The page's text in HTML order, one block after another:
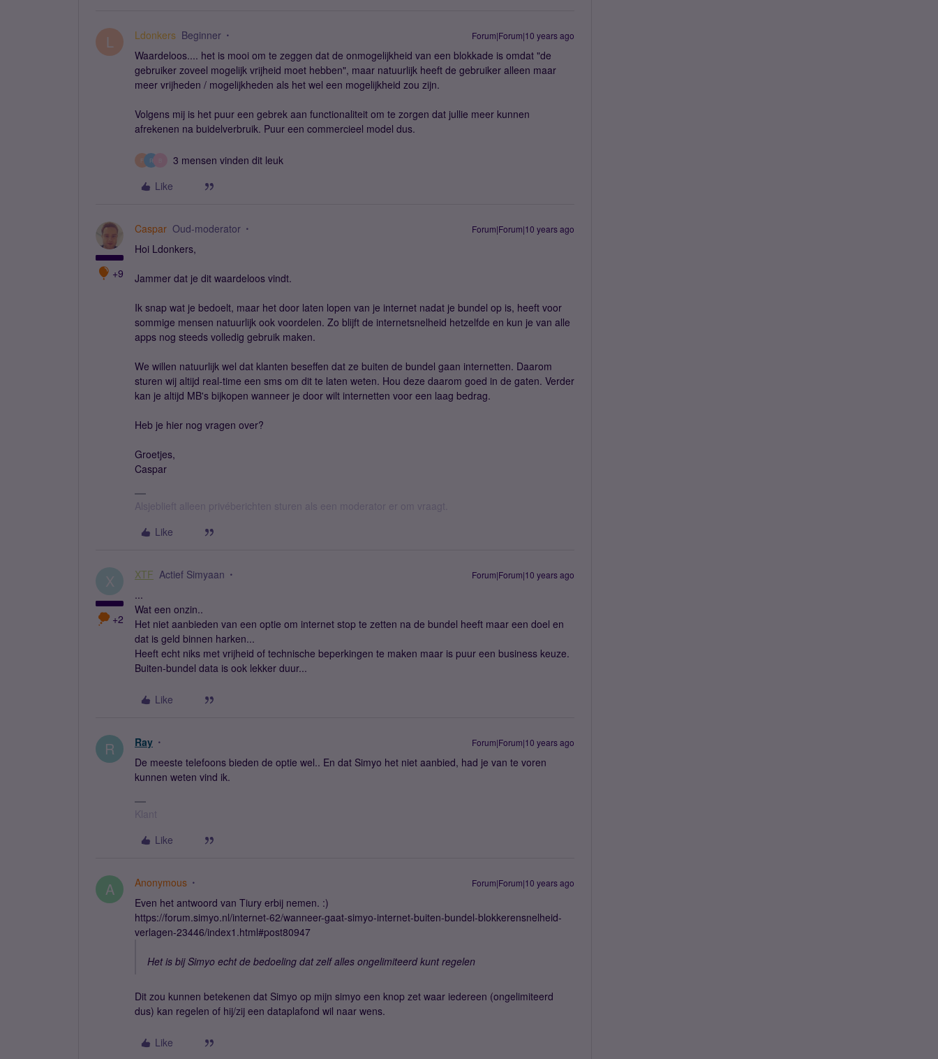
L Ldonkers Beginner Forum|Forum|10 years ago
Waardeloos.... het is mooi om te zeggen dat de onmogelijkheid van een blokkade is omdat "de
gebruiker zoveel mogelijk vrijheid moet hebben", maar natuurlijk heeft de gebruiker alleen maar
meer vrijheden / mogelijkheden als het wel een mogelijkheid zou zijn.
Volgens mij is het puur een gebrek aan functionaliteit om te zorgen dat jullie meer kunnen
afrekenen na buidelverbruik. Puur een commercieel model dus.
F R
3 mensen vinden dit leuk
Like
+9
Caspar Oud-moderator Forum|Forum|10 years ago
Hoi Ldonkers,
Jammer dat je dit waardeloos vindt.
Ik snap wat je bedoelt, maar het door laten lopen van je internet nadat je bundel op is, heeft voor
sommige mensen natuurlijk ook voordelen. Zo blijft de internetsnelheid hetzelfde en kun je van alle
apps nog steeds volledig gebruik maken.
We willen natuurlijk wel dat klanten beseffen dat ze buiten de bundel gaan internetten. Daarom
sturen wij altijd real-time een sms om dit te laten weten. Hou deze daarom goed in de gaten. Verder
kan je altijd MB's bijkopen wanneer je door wilt internetten voor een laag bedrag.
Heb je hier nog vragen over?
Groetjes,
Caspar
Alsjeblieft alleen privéberichten sturen als een moderator er om vraagt.
Like
X
+2
XTF Actief Simyaan Forum|Forum|10 years ago
...
Wat een onzin..
Het niet aanbieden van een optie om internet stop te zetten na de bundel heeft maar een doel en
dat is geld binnen harken...
Heeft echt niks met vrijheid of technische beperkingen te maken maar is puur een business keuze.
Buiten-bundel data is ook lekker duur...
Like
R Ray Forum|Forum|10 years ago
De meeste telefoons bieden de optie wel.. En dat Simyo het niet aanbied, had je van te voren
kunnen weten vind ik.
Klant
Like
A Anonymous Forum|Forum|10 years ago
Even het antwoord van Tiury erbij nemen. :)
https://forum.simyo.nl/internet-62/wanneer-gaat-simyo-internet-buiten-bundel-blokkerensnelheid-
verlagen-23446/index1.html#post80947
Het is bij Simyo echt de bedoeling dat zelf alles ongelimiteerd kunt regelen
Dit zou kunnen betekenen dat Simyo op mijn simyo een knop zet waar iedereen (ongelimiteerd
dus) kan regelen of hij/zij een dataplafond wil naar wens.
Like